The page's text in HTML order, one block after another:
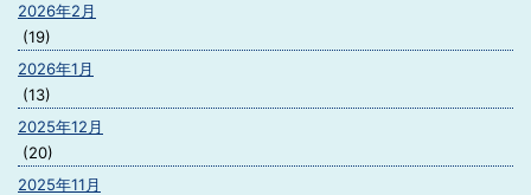
2026年2月
(19)
2026年1月
(13)
2025年12月
(20)
2025年11月